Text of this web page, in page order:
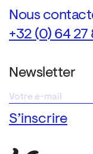
Nous
+32 (0) 64 27
Newsletter